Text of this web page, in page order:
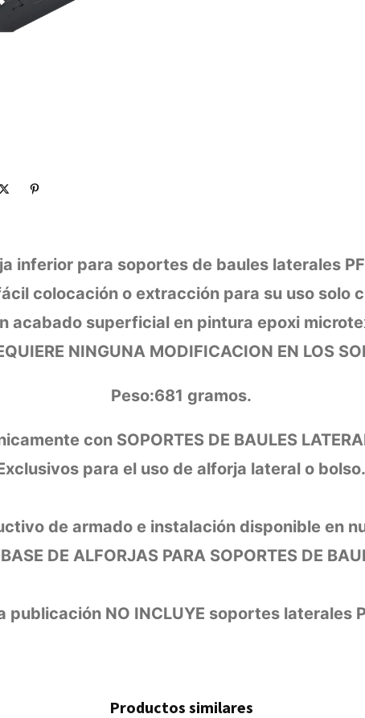
inferior para soportes de baules laterales
colocación o extracción para su uso solo
acabado superficial en pintura epoxi
NINGUNA MODIFICACION EN LOS
Peso:681 gramos.
con SOPORTES DE BAULES
para el uso de alforja lateral o bolso.
de armado e instalación disponible en
DE ALFORJAS PARA SOPORTES DE
publicación NO INCLUYE soportes laterales
Productos similares